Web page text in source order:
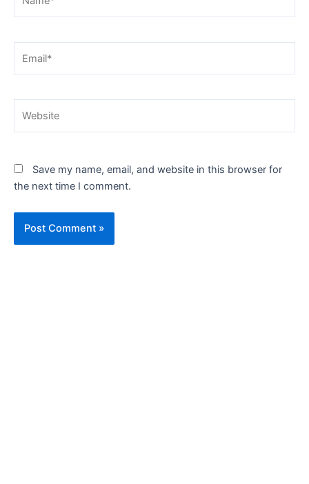
Save my name, email, and website in this browser for
the next time I comment.